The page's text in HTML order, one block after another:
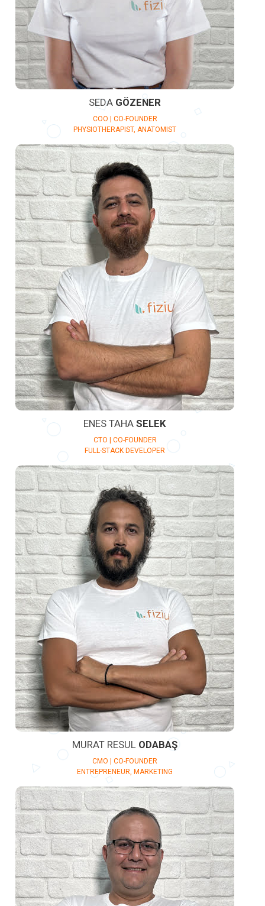
SEDA GÖZENER
COO | CO-FOUNDER
PHYSIOTHERAPIST, ANATOMIST
ENES TAHA SELEK
CTO | CO-FOUNDER
FULL-STACK DEVELOPER
MURAT RESUL ODABAŞ
CMO | CO-FOUNDER
ENTREPRENEUR, MARKETING